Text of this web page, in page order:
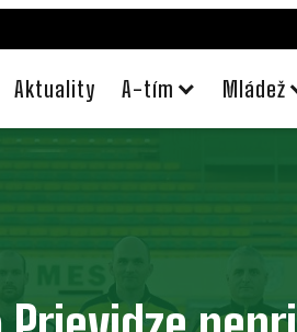
Aktuality A-tím Mládež